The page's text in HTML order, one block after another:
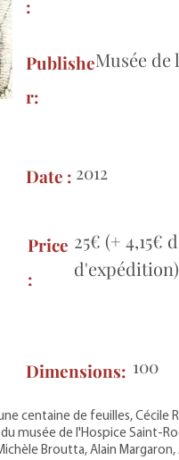
:
Musée
Publishe
r:
2012
Date :
25€ (+ 4,15€
d'expédition)
Price
:
100
Dimensions:
centaine de feuilles,
musée de l'Hospice Saint-
Broutta, Alain